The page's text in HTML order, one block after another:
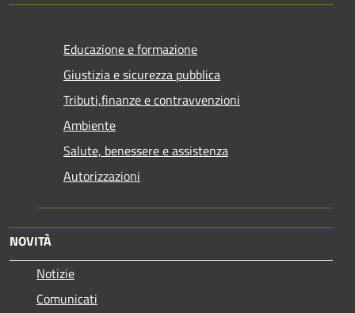
Educazione e formazione
Giustizia e sicurezza pubblica
Tributi,finanze e contravvenzioni
Ambiente
Salute, benessere e assistenza
Autorizzazioni
NOVITÀ
Notizie
Comunicati